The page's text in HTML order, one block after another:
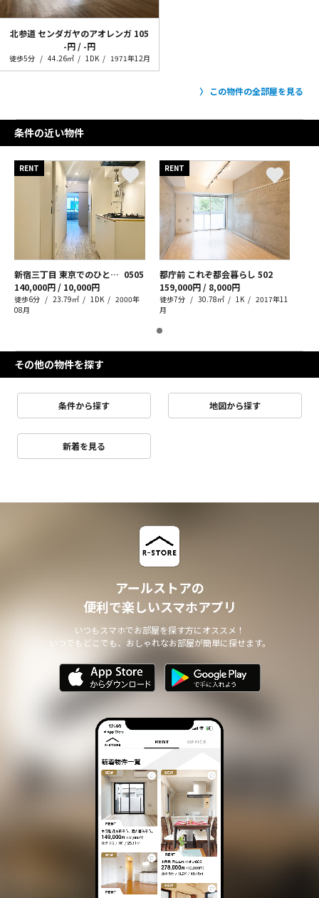
北参道 センダガヤのアオレンガ 105
-円 / -円
徒歩5分 44.26㎡ 1DK 1971年12月
この物件の全部屋を見る
条件の近い物件
RENT
新宿三丁目 東京でのひとり暮らし 0505
140,000円 / 10,000円
徒歩6分 23.79㎡ 1DK
2000年
08月
RENT
都庁前 これぞ都会暮らし 502
159,000円 / 8,000円
徒歩7分 30.78㎡ 1K
2017年11
月
その他の物件を探す
条件から探す 地図から探す
新着を見る
アールストアの
便利で楽しいスマホアプリ
いつもスマホでお部屋を探す方にオススメ！
いつでもどこでも、おしゃれなお部屋が簡単に探せます。